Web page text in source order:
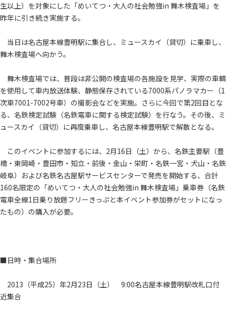
生以上）を対象にした「めいてつ・大人の社会勉強in 舞木検査場」を
昨年に引き続き実施する。
当日は名古屋本線豊明駅に集合し、ミュースカイ（貸切）に乗車し、
舞木検査場へ向かう。
舞木検査場では、普段は非公開の検査場の各施設を見学、実際の車輌
を使用して車内放送体験、静態保存されている7000系パノラマカー（1
次車7001-7002号車）の撮影会などを実施。さらに今回で第2回目とな
る、名鉄検定試験（名鉄電車に関する検定試験）を行なう。その後、ミ
ュースカイ（貸切）に再度乗車し、名古屋本線豊明駅で解散となる。
このイベントに参加するには、2月16日（土）から、名鉄主要駅（豊
橋・東岡崎・豊田市・知立・前後・金山・栄町・名鉄一宮・犬山・名鉄
岐阜）および名鉄名古屋駅サービスセンターで発売を開始する、合計
160名限定の「めいてつ・大人の社会勉強in 舞木検査場」乗車券（名鉄
電車全線1日乗り放題フリーきっぷと本イベント参加券がセットになっ
たもの）の購入が必要。
■日時・集合場所
2013（平成25）年2月23日（土） 9:00名古屋本線豊明駅改札口付
近集合